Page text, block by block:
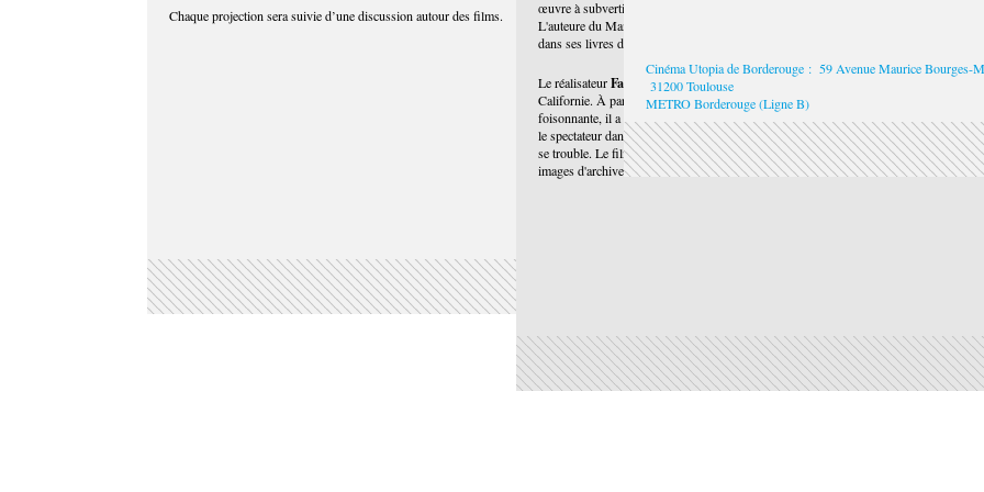
Chaque projection sera suivie d’une discussion autour des films.
œuvre à subvertir l'hégémonie de la vision masculine sur la nature et la science.
L'auteure du Manifeste Cyborg est aussi une incroyable conteuse qui dépeint
dans ses livres des univers fabuleux peuplés d'espèces transfuturistes.
Le réalisateurFabrizio Terranovaa rencontré Donna Haraway chez elle en
Californie. À partir de discussions complices sur ses recherches et sa pensée
foisonnante, il a construit un portrait cinématographique singulier qui immerge
le spectateur dans un monde où la frontière entre la science-fiction et la réalité
se trouble. Le film tente de déceler une pensée en mouvement, mêlant récits,
images d'archives et fabulation dans la forêt californienne. »
Cinéma Utopia de Borderouge : 59 Avenue Maurice Bourges-
31200 Toulouse
METRO Borderouge (Ligne B)